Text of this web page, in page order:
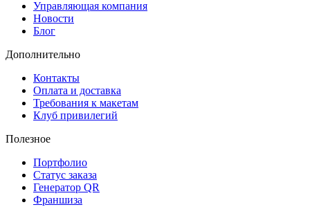
Управляющая компания
Новости
Блог
Дополнительно
Контакты
Оплата и доставка
Требования к макетам
Клуб привилегий
Полезное
Портфолио
Статус заказа
Генератор QR
Франшиза